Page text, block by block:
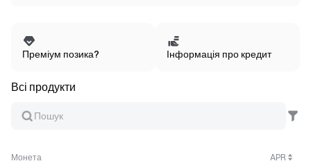
Преміум позика? Інформація про кредит
Всі продукти
Монета APR